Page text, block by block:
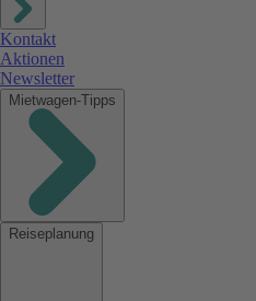
Kontakt
Aktionen
Newsletter
Mietwagen-Tipps
Reiseplanung